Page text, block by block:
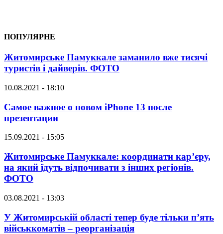
ПОПУЛЯРНЕ
Житомирське Памуккале заманило вже тисячі
туристів і дайверів. ФОТО
10.08.2021 - 18:10
Самое важное о новом iPhone 13 после
презентации
15.09.2021 - 15:05
Житомирське Памуккале: координати кар’єру,
на який їдуть відпочивати з інших регіонів.
ФОТО
03.08.2021 - 13:03
У Житомирській області тепер буде тільки п’ять
військкоматів – реорганізація